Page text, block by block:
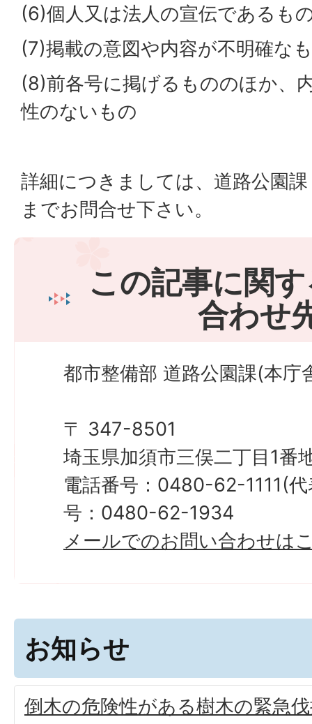
(6)個人又は法人の宣伝であるも
(7)掲載の意図や内容が不明確な
(8)前各号に掲げるもののほか、
性のないもの
詳細につきましては、道路公園
までお問合せ下さい。
この記事に関
合わせ
都市整備部 道路公園課(本庁
〒 347-8501
埼玉県加須市三俣二丁目1番
電話番号：0480-62-1111(
号：0480-62-1934
メールでのお問い合わせは
お知らせ
倒木の危険性がある樹木の緊急